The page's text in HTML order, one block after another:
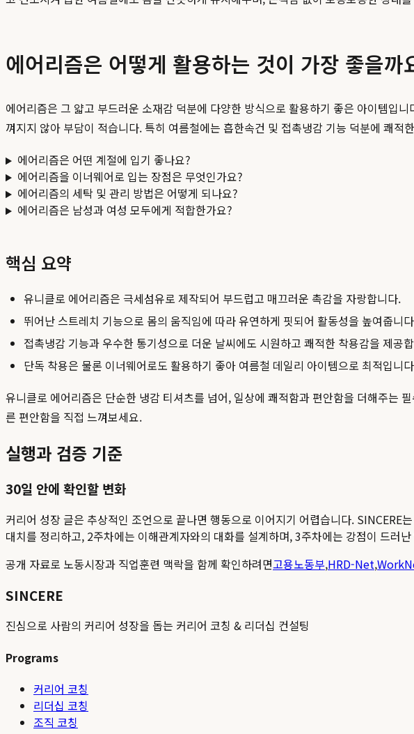
에어리즘은 어떻게 활용하는 것이 가장 좋을까
에어리즘은 그 얇고 부드러운 소재감 덕분에 다양한 방식으로 활용하기 좋은 아이템입
껴지지 않아 부담이 적습니다. 특히 여름철에는 흡한속건 및 접촉냉감 기능 덕분에 쾌적
에어리즘은 어떤 계절에 입기 좋나요?
에어리즘을 이너웨어로 입는 장점은 무엇인가요?
에어리즘의 세탁 및 관리 방법은 어떻게 되나요?
에어리즘은 남성과 여성 모두에게 적합한가요?
핵심 요약
유니클로 에어리즘은 극세섬유로 제작되어 부드럽고 매끄러운 촉감을 자랑합니다.
뛰어난 스트레치 기능으로 몸의 움직임에 따라 유연하게 핏되어 활동성을 높여줍니
접촉냉감 기능과 우수한 통기성으로 더운 날씨에도 시원하고 쾌적한 착용감을 제공
단독 착용은 물론 이너웨어로도 활용하기 좋아 여름철 데일리 아이템으로 최적입니
유니클로 에어리즘은 단순한 냉감 티셔츠를 넘어, 일상에 쾌적함과 편안함을 더해주는
른 편안함을 직접 느껴보세요.
실행과 검증 기준
30일 안에 확인할 변화
커리어 성장 글은 추상적인 조언으로 끝나면 행동으로 이어지기 어렵습니다.
대치를 정리하고, 2주차에는 이해관계자와의 대화를 설계하며, 3주차에는 강점이 드러
공개 자료로 노동시장과 직업훈련 맥락을 함께 확인하려면고용노동부,HRD-Net,
SINCERE
진심으로 사람의 커리어 성장을 돕는 커리어 코칭 & 리더십 컨설팅
Programs
커리어 코칭
리더십 코칭
조직 코칭